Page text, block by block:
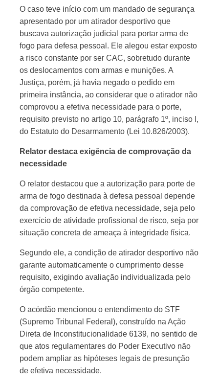
O caso teve início com um mandado de segurança
apresentado por um atirador desportivo que
buscava autorização judicial para portar arma de
fogo para defesa pessoal. Ele alegou estar exposto
a risco constante por ser CAC, sobretudo durante
os deslocamentos com armas e munições. A
Justiça, porém, já havia negado o pedido em
primeira instância, ao considerar que o atirador não
comprovou a efetiva necessidade para o porte,
requisito previsto no artigo 10, parágrafo 1º, inciso I,
do Estatuto do Desarmamento (Lei 10.826/2003).
Relator destaca exigência de comprovação da
necessidade
O relator destacou que a autorização para porte de
arma de fogo destinada à defesa pessoal depende
da comprovação de efetiva necessidade, seja pelo
exercício de atividade profissional de risco, seja por
situação concreta de ameaça à integridade física.
Segundo ele, a condição de atirador desportivo não
garante automaticamente o cumprimento desse
requisito, exigindo avaliação individualizada pelo
órgão competente.
O acórdão mencionou o entendimento do STF
(Supremo Tribunal Federal), construído na Ação
Direta de Inconstitucionalidade 6139, no sentido de
que atos regulamentares do Poder Executivo não
podem ampliar as hipóteses legais de presunção
de efetiva necessidade.